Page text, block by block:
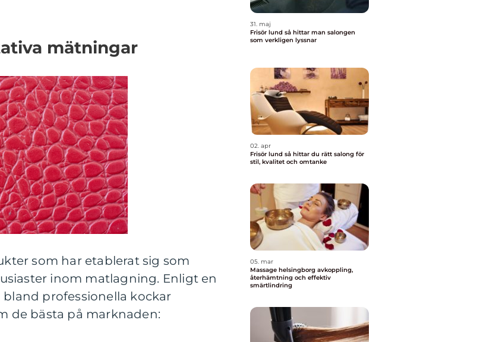
mätningar
som har etablerat sig som
inom matlagning. Enligt en
professionella kockar
de bästa på marknaden:
31. maj
Frisör lund så hittar man salongen
som verkligen lyssnar
02. apr
Frisör lund så hittar du rätt salong för
stil, kvalitet och omtanke
05. mar
Massage helsingborg avkoppling,
återhämtning och effektiv
smärtlindring